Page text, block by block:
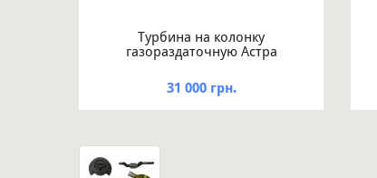
Турбина на колонку
газораздаточную Астра
31 000 грн.